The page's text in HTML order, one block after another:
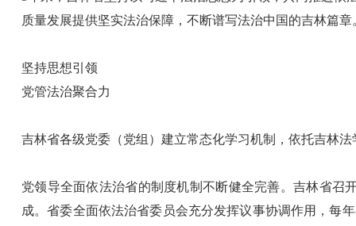
质量发展提供坚实法治保障，不断谱写法治中国的吉林篇章
坚持思想引领
党管法治聚合力
吉林省各级党委（党组）建立常态化学习机制，依托吉林
党领导全面依法治省的制度机制不断健全完善。吉林省召
成。省委全面依法治省委员会充分发挥议事协调作用，每